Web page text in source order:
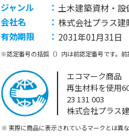
ジャンル
： 土木建築資材・設
会社名
： 株式会社プラス建
有効期限
： 2031年01月31日
※認定番号の括弧（）内は前認定番号です。前
エコマーク商品
再生材料を使用
23 131 003
株式会社プラス
※ 実際に商品に表示されているマークとは異